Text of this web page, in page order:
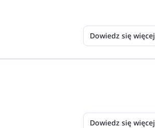
Dowiedz się więcej
Dowiedz się więcej